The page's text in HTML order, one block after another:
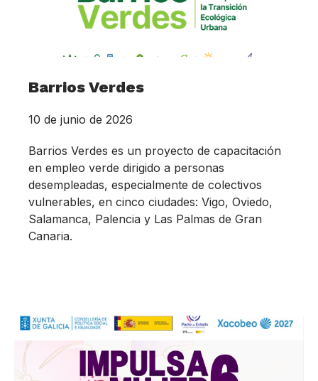
Barrios Verdes
10 de junio de 2026
Barrios Verdes es un proyecto de capacitación
en empleo verde dirigido a personas
desempleadas, especialmente de colectivos
vulnerables, en cinco ciudades: Vigo, Oviedo,
Salamanca, Palencia y Las Palmas de Gran
Canaria.